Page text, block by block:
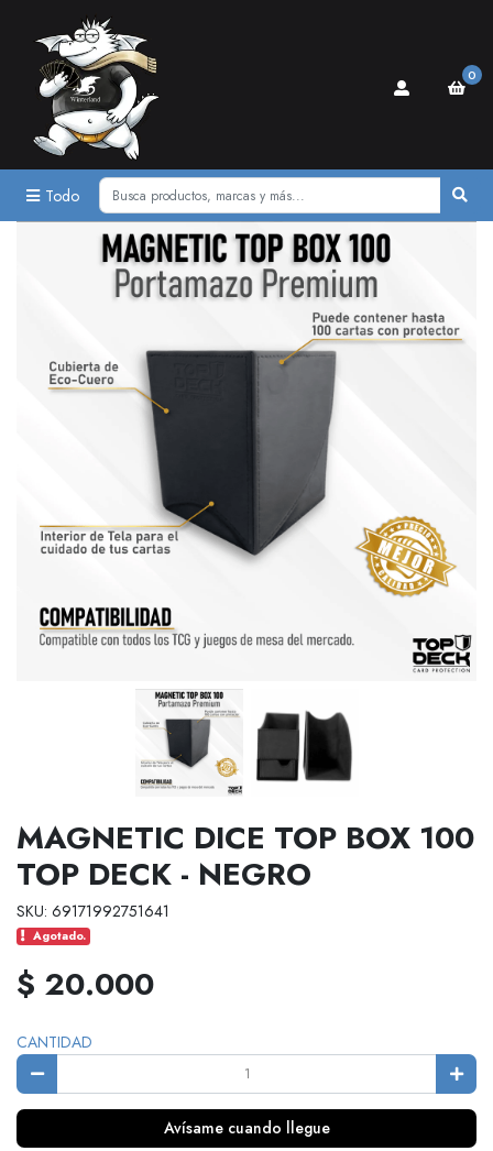
Todo
0
MAGNETIC DICE TOP BOX 100
TOP DECK - NEGRO
SKU: 69171992751641
Agotado.
$ 20.000
CANTIDAD
Avísame cuando llegue